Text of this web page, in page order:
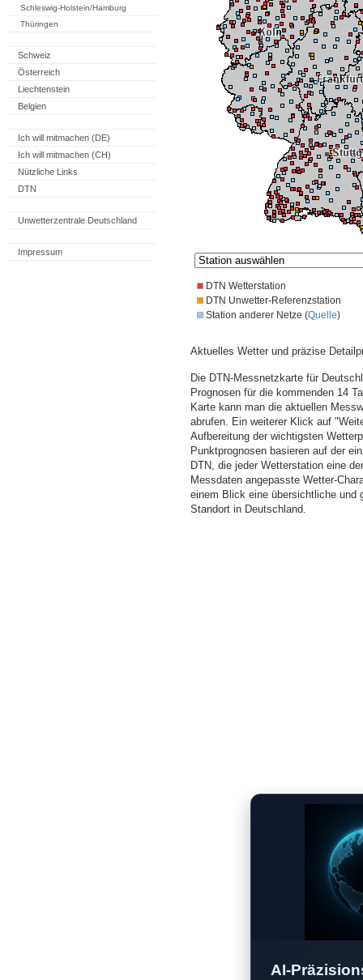
Schleswig-Holstein/Hamburg
Thüringen
Schweiz
Österreich
Liechtenstein
Belgien
Ich will mitmachen (DE)
Ich will mitmachen (CH)
Nützliche Links
DTN
Unwetterzentrale Deutschland
Impressum
DTN Wetterstation
DTN Unwetter-Referenzstation
Station anderer Netze (Quelle)
Aktuelles Wetter und präzise
Die DTN-Messnetzkarte für
Prognosen für die kommenden 14
Karte kann man die aktuellen
abrufen. Ein weiterer Klick auf
Aufbereitung der wichtigsten
Punktprognosen basieren auf der
DTN, die jeder Wetterstation eine
Messdaten angepasste Wetter-
einem Blick eine übersichtliche und
Standort in Deutschland.
AI-